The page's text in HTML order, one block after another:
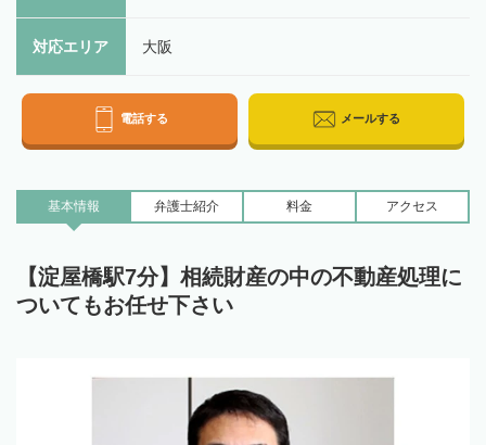
対応エリア 大阪
電話する メールする
基本情報 弁護士紹介 料金 アクセス
【淀屋橋駅7分】相続財産の中の不動産処理に
ついてもお任せ下さい